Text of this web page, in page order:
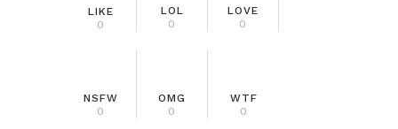
LIKE
0
LOL
0
LOVE
0
NSFW
0
OMG
0
WTF
0